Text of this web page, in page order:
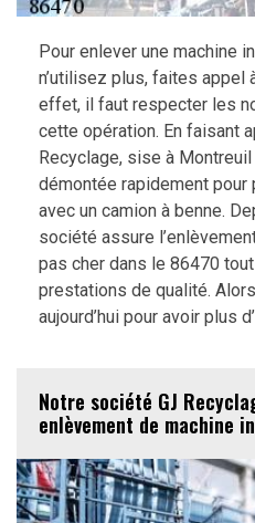
Pour enlever une machine
n’utilisez plus, faites appel
effet, il faut respecter les
cette opération. En faisant
Recyclage, sise à
démontée rapidement pour
avec un camion à benne.
société assure
pas cher dans le 86470
prestations de qualité.
aujourd’hui pour avoir plus
Notre société GJ
enlèvement de machine